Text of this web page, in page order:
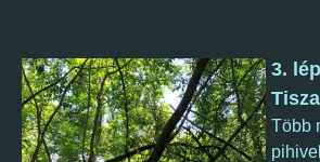
3.
Több